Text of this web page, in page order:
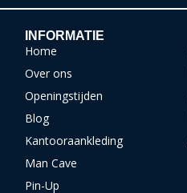
INFORMATIE
Home
Over ons
Openingstijden
Blog
Kantooraankleding
Man Cave
Pin-Up